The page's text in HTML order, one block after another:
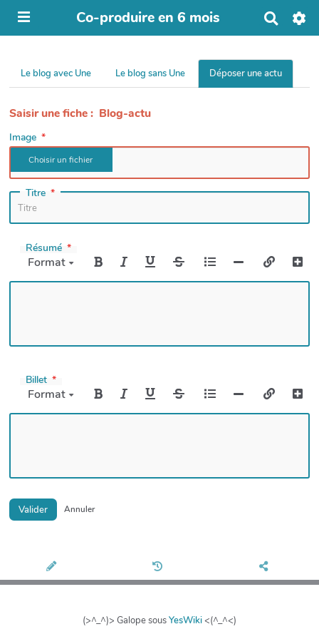
Co-produire en 6 mois
h
e
r
Le blog avec Une Le blog sans Une Déposer une actu
Saisir une fiche : Blog-actu
Image
Titre
Résumé
Format
Billet
Format
Valider Annuler
(>^_^)> Galope sousYesWiki<(^_^<)